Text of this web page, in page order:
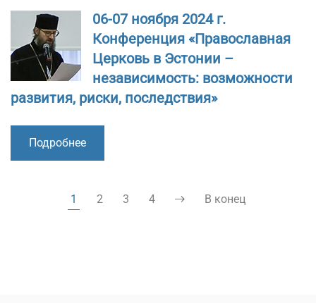
06-07 ноября 2024 г.
Конференция «Православная
Церковь в Эстонии –
независимость: возможности
развития, риски, последствия»
Подробнее
1 2 3 4 В конец